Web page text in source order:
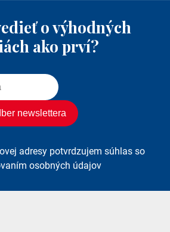
o výhodných
ako prví?
adresy potvrdzujem súhlas so
osobných údajov